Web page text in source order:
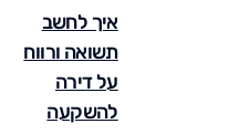
איך לחשב
תשואה ורווח
על דירה
להשקעה